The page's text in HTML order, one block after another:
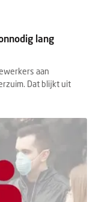
lang
aan
Dat blijkt uit